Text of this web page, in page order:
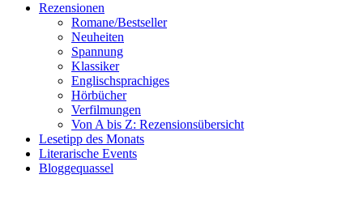
Rezensionen
Romane/Bestseller
Neuheiten
Spannung
Klassiker
Englischsprachiges
Hörbücher
Verfilmungen
Von A bis Z: Rezensionsübersicht
Lesetipp des Monats
Literarische Events
Bloggequassel